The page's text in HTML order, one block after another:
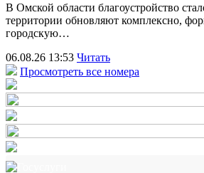
В Омской области благоустройство
территории обновляют комплексно,
городскую…
06.08.26 13:53 Читать
Просмотреть все номера